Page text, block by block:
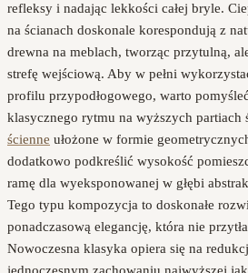
refleksy i nadając lekkości całej bryle.
na ścianach doskonale korespondują z
drewna na meblach, tworząc przytulną,
strefę wejściową. Aby w pełni
profilu przypodłogowego, warto
klasycznego rytmu na wyższych partiach
ścienne ułożone w formie
dodatkowo podkreślić wysokość
ramę dla wyeksponowanej w głębi
Tego typu kompozycja to doskonałe
ponadczasową elegancję, która nie
Nowoczesna klasyka opiera się na